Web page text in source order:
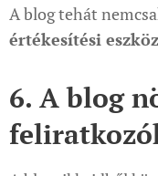
A blog tehát
értékesítési eszköz
6. A blog